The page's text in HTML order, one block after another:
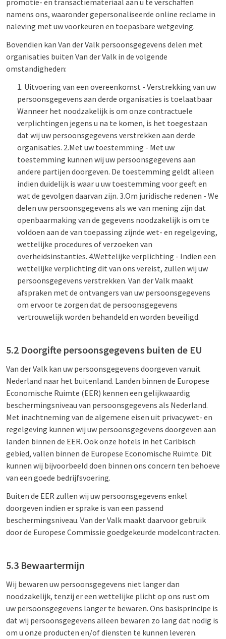
promotie- en transactiemateriaal aan u te verschaffen
namens ons, waaronder gepersonaliseerde online reclame in
naleving met uw voorkeuren en toepasbare wetgeving.
Bovendien kan Van der Valk persoonsgegevens delen met
organisaties buiten Van der Valk in de volgende
omstandigheden:
Uitvoering van een overeenkomst - Verstrekking van uw
persoonsgegevens aan derde organisaties is toelaatbaar
Wanneer het noodzakelijk is om onze contractuele
verplichtingen jegens u na te komen, is het toegestaan
dat wij uw persoonsgegevens verstrekken aan derde
organisaties. 2.Met uw toestemming - Met uw
toestemming kunnen wij uw persoonsgegevens aan
andere partijen doorgeven. De toestemming geldt alleen
indien duidelijk is waar u uw toestemming voor geeft en
wat de gevolgen daarvan zijn. 3.Om juridische redenen - We
delen uw persoonsgegevens als we van mening zijn dat
openbaarmaking van de gegevens noodzakelijk is om te
voldoen aan de van toepassing zijnde wet- en regelgeving,
wettelijke procedures of verzoeken van
overheidsinstanties. 4.Wettelijke verplichting - Indien een
wettelijke verplichting dit van ons vereist, zullen wij uw
persoonsgegevens verstrekken. Van der Valk maakt
afspraken met de ontvangers van uw persoonsgegevens
om ervoor te zorgen dat de persoonsgegevens
vertrouwelijk worden behandeld en worden beveiligd.
5.2 Doorgifte persoonsgegevens buiten de EU
Van der Valk kan uw persoonsgegevens doorgeven vanuit
Nederland naar het buitenland. Landen binnen de Europese
Economische Ruimte (EER) kennen een gelijkwaardig
beschermingsniveau van persoonsgegevens als Nederland.
Met inachtneming van de algemene eisen uit privacywet- en
regelgeving kunnen wij uw persoonsgegevens doorgeven aan
landen binnen de EER. Ook onze hotels in het Caribisch
gebied, vallen binnen de Europese Economische Ruimte. Dit
kunnen wij bijvoorbeeld doen binnen ons concern ten behoeve
van een goede bedrijfsvoering.
Buiten de EER zullen wij uw persoonsgegevens enkel
doorgeven indien er sprake is van een passend
beschermingsniveau. Van der Valk maakt daarvoor gebruik
door de Europese Commissie goedgekeurde modelcontracten.
5.3 Bewaartermijn
Wij bewaren uw persoonsgegevens niet langer dan
noodzakelijk, tenzij er een wettelijke plicht op ons rust om
uw persoonsgegevens langer te bewaren. Ons basisprincipe is
dat wij persoonsgegevens alleen bewaren zo lang dat nodig is
om u onze producten en/of diensten te kunnen leveren.